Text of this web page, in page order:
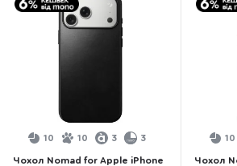
10 10 3 3
Чохол Nomad for Apple iPhone
10
Чохол